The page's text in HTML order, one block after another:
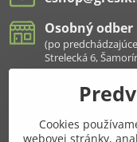
Osobný odber
(po
Strelecká 6,
Všetko k
Pridajte sa k
Cookies
webovej stránky,